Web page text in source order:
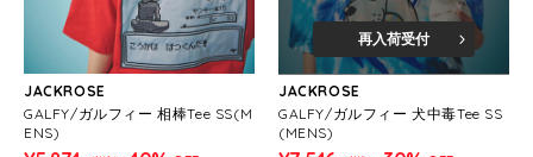
JACKROSE
GALFY/ガルフィー 相棒Tee SS(M
ENS)
再入荷受付
JACKROSE
GALFY/ガルフィー 犬中毒Tee SS
(MENS)